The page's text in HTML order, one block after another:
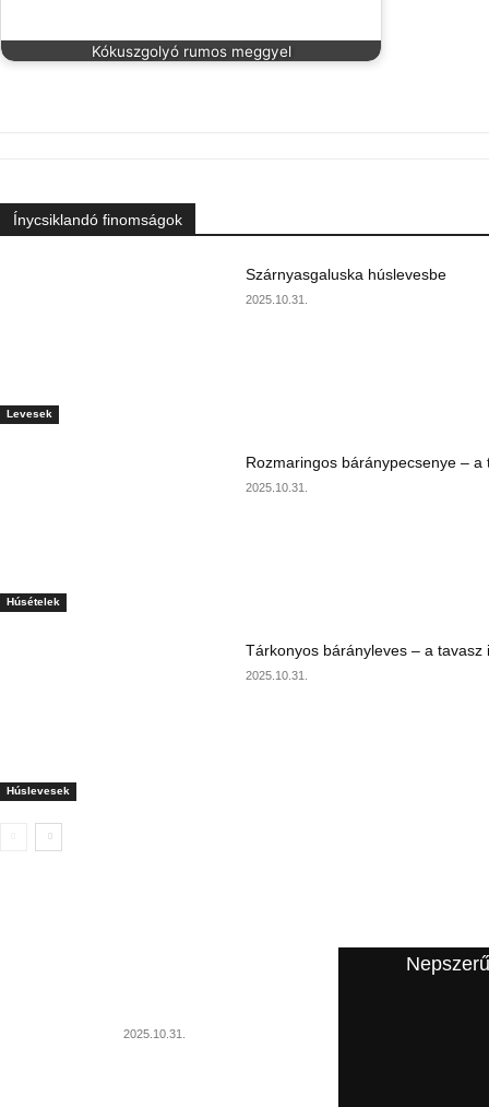
Kókuszgolyó rumos meggyel
Ínycsiklandó finomságok
Levesek
Szárnyasgaluska húslevesbe
2025.10.31.
Húsételek
Rozmaringos báránypecsenye – a
2025.10.31.
Húslevesek
Tárkonyos bárányleves – a tavasz
2025.10.31.
2025.10.31.